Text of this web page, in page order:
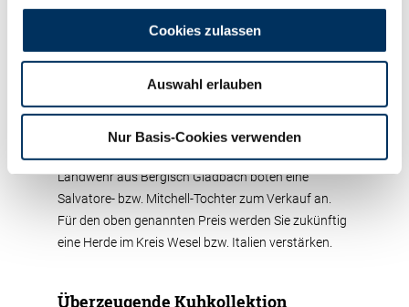
Cookies zulassen
Auswahl erlauben
Nur Basis-Cookies verwenden
Georg Daamen hier gleich zweimal erfolgreich. Eine
überragendem Exterieur, guten Fundamenten und
guter Milchleistung einen Kunden aus dem Kreis
Wesel. Das zweite Tier aus dem Züchterstall, eine
Bruns-Tochter, wechselt in einen weiteren Wesel
Betrieb. Annegret Rensing aus Bocholt und Andreas
Landwehr aus Bergisch Gladbach boten eine
Salvatore- bzw. Mitchell-Tochter zum Verkauf an.
Für den oben genannten Preis werden Sie zukünftig
eine Herde im Kreis Wesel bzw. Italien verstärken.
Überzeugende Kuhkollektion